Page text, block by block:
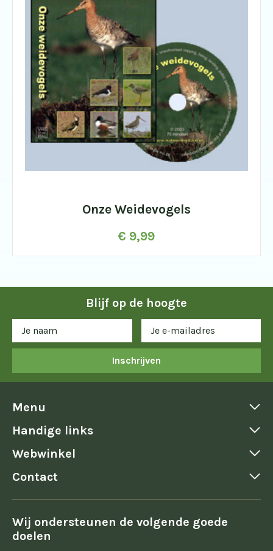
Onze Weidevogels
€ 9,99
Blijf op de hoogte
Inschrijven
Menu
Handige links
Webwinkel
Contact
Wij ondersteunen de volgende goede
doelen